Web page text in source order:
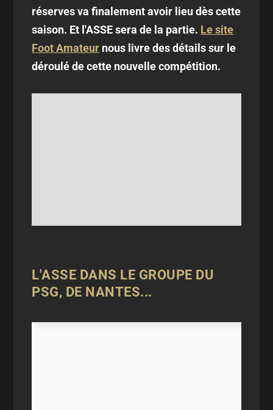
réserves va finalement avoir lieu dès cette
saison. Et l'ASSE sera de la partie. Le site
Foot Amateur nous livre des détails sur le
déroulé de cette nouvelle compétition.
L'ASSE DANS LE GROUPE DU
PSG, DE NANTES...